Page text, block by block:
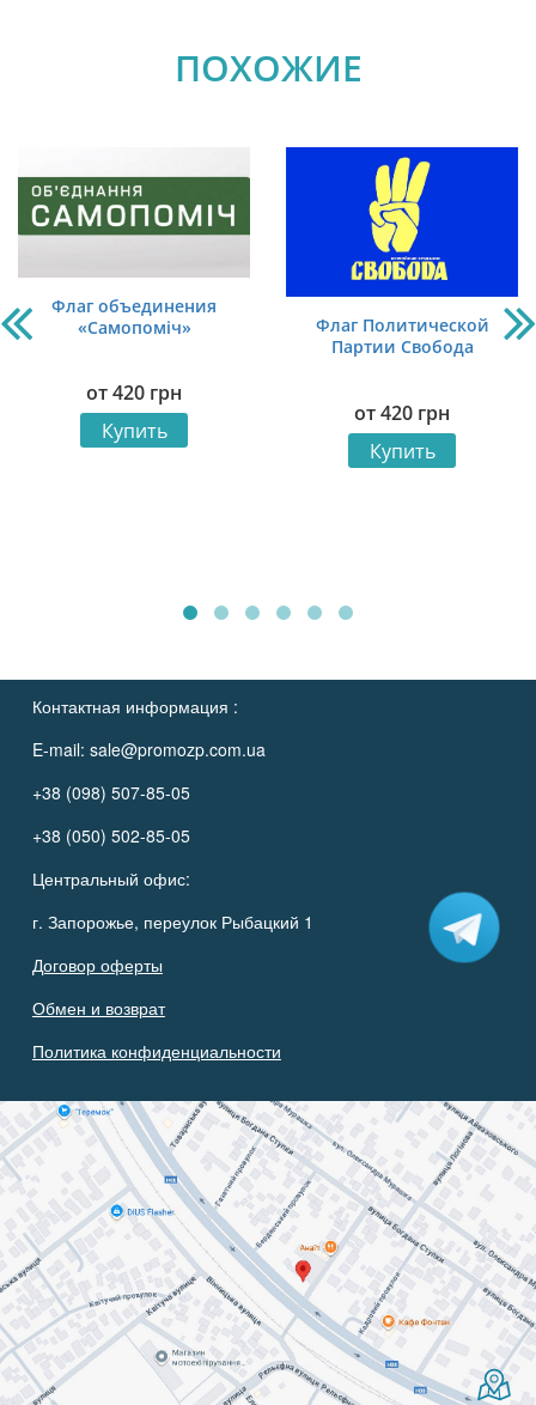
ПОХОЖИЕ
Флаг объединения
«Самопоміч»
от420 грн
Купить
Флаг Политической
Партии Свобода
от420 грн
Купить
Контактная информация :
E-mail: sale@promozp.com.ua
+38 (098) 507-85-05
+38 (050) 502-85-05
Центральный офис:
г. Запорожье, переулок Рыбацкий 1
Договор оферты
Обмен и возврат
Политика конфиденциальности